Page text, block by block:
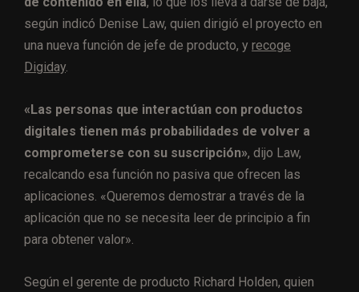
según indicó Denise Law, quien dirigió el proyecto en
una nueva función de jefe de producto, y recoge
Digiday
«Las personas que interactúan con productos
digitales tienen más probabilidades de volver a
comprometerse con su suscripción», dijo Law,
recalcando esa función no pasiva que ofrecen las
aplicaciones. «Queremos demostrar a través de la
aplicación que no se necesita leer de principio a fin
para obtener valor».
Según el gerente de producto Richard Holden, quien